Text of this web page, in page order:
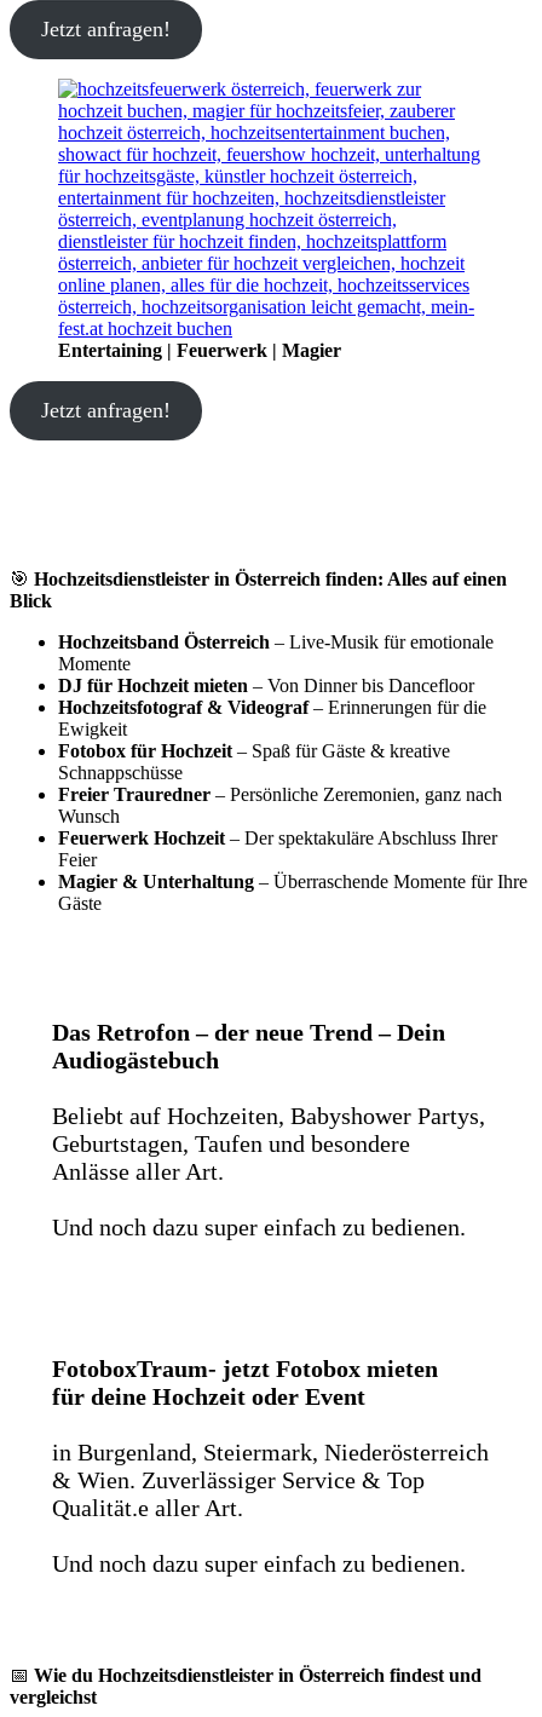
Jetzt anfragen!
Entertaining | Feuerwerk | Magier
Jetzt anfragen!
🎯 Hochzeitsdienstleister in Österreich finden: Alles auf einen
Blick
Hochzeitsband Österreich – Live-Musik für emotionale
Momente
DJ für Hochzeit mieten – Von Dinner bis Dancefloor
Hochzeitsfotograf & Videograf– Erinnerungen für die
Ewigkeit
Fotobox für Hochzeit – Spaß für Gäste & kreative
Schnappschüsse
Freier Trauredner – Persönliche Zeremonien, ganz nach
Wunsch
Feuerwerk Hochzeit – Der spektakuläre Abschluss Ihrer
Feier
Magier & Unterhaltung – Überraschende Momente für Ihre
Gäste
Das Retrofon – der neue Trend – Dein
Audiogästebuch
Beliebt auf Hochzeiten, Babyshower Partys,
Geburtstagen, Taufen und besondere
Anlässe aller Art.
Und noch dazu super einfach zu bedienen.
FotoboxTraum- jetzt Fotobox mieten
für deine Hochzeit oder Event
in Burgenland, Steiermark, Niederösterreich
& Wien. Zuverlässiger Service & Top
Qualität.e aller Art.
Und noch dazu super einfach zu bedienen.
📅 Wie du Hochzeitsdienstleister in Österreich findest und
vergleichst